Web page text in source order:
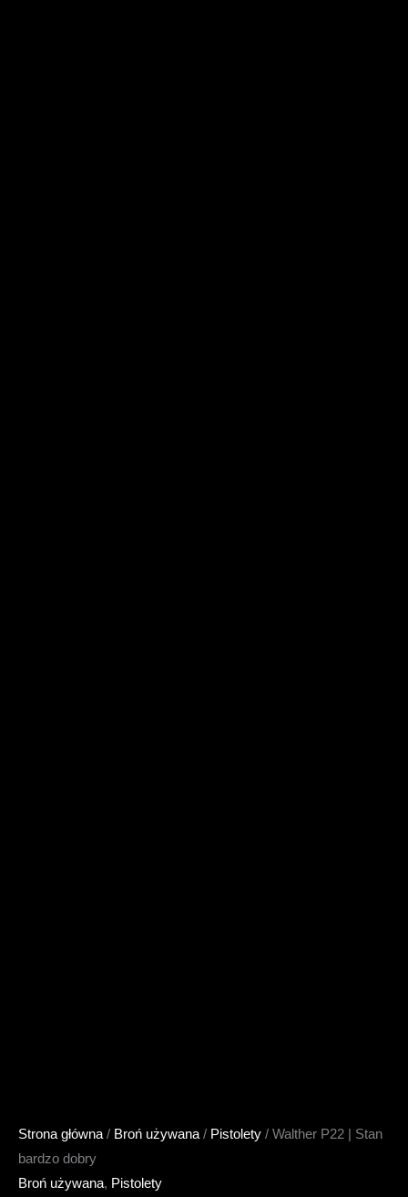
Strona główna/ Broń używana/ Pistolety / Walther P22 | Stan
bardzo dobry
Broń używana, Pistolety